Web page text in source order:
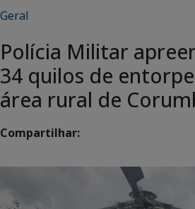
Geral
Polícia Militar
34 quilos de
área rural de
Compartilhar: